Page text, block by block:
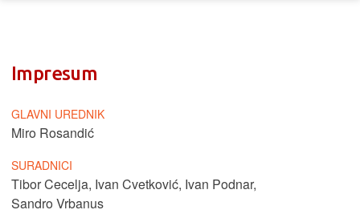
Impresum
GLAVNI UREDNIK
Miro Rosandić
SURADNICI
Tibor Cecelja, Ivan Cvetković, Ivan Podnar,
Sandro Vrbanus